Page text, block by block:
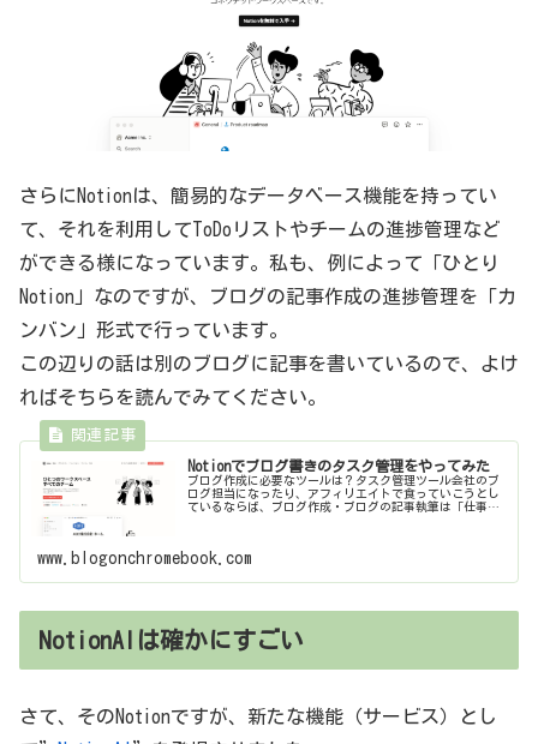
さらにNotionは、簡易的なデータベース機能を持ってい
て、それを利用してToDoリストやチームの進捗管理など
ができる様になっています。私も、例によって「ひとり
Notion」なのですが、ブログの記事作成の進捗管理を「カ
ンバン」形式で行っています。
この辺りの話は別のブログに記事を書いているので、よけ
ればそちらを読んでみてください。
Notionでブログ書きのタスク管理をやってみた
ブログ作成に必要なツールは？タスク管理ツール会社のブ
ログ担当になったり、アフィリエイトで食っていこうとし
ているならば、ブログ作成・ブログの記事執筆は「仕事」
www.blogonchromebook.com
NotionAIは確かにすごい
さて、そのNotionですが、新たな機能（サービス）とし